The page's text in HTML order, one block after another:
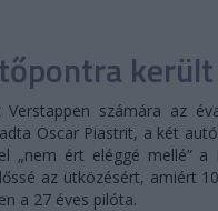
Verstappen számára az
Oscar Piastrit, a két
„nem ért eléggé mellé”
az ütközésért, amiért
a 27 éves pilóta.